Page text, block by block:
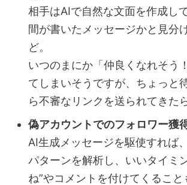
相手はAIで自然な文面を作成し
間が書いたメッセージかと見分
ど。
いつのまにか「仲良くなれそう
てしまいそうですが、ちょっと
ら不審なリンクを送られてきた
偽アカウントでのフォロワー獲
AI生成メッセージを駆使すれば
パターンを解析し、いいタイミ
ね”やコメントを付けてくること